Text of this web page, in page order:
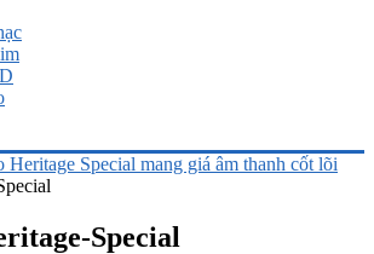
Special mang giá âm thanh cốt lõi
Special